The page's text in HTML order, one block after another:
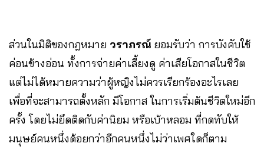
ส่วนในมิติของกฎหมาย วราภรณ์ ยอมรับว่า การบังคับใช้
ค่อนข้างอ่อน ทั้งการจ่ายค่าเลี้ยงดู ค่าเสียโอกาสในชีวิต
แต่ไม่ได้หมายความว่าผู้หญิงไม่ควรเรียกร้องอะไรเลย
เพื่อที่จะสามารถตั้งหลัก มีโอกาส ในการเริ่มต้นชีวิตใหม่อีก
ครั้ง โดยไม่ยึดติดกับค่านิยม หรือเบ้าหลอม ที่กดทับให้
มนุษย์คนหนึ่งด้อยกว่าอีกคนหนึ่งไม่ว่าเพศใดก็ตาม